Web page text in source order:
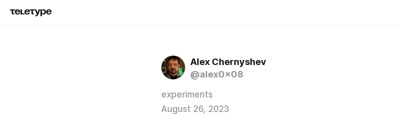
Alex Chernyshev
@alex0x08
experiments
August 26, 2023